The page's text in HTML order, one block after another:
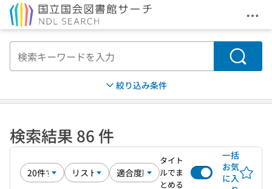
メ
検索
絞り込み条件
検索結果 86 件
タイト
ルでま
とめる
一括
お気
に入